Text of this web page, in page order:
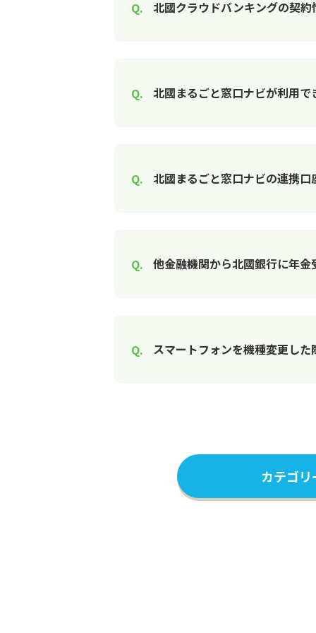
北國クラウドバンキングの契
北國まるごと窓口ナビが利用
北國まるごと窓口ナビの連携
他金融機関から北國銀行に年金
スマートフォンを機種変更し
カテゴ